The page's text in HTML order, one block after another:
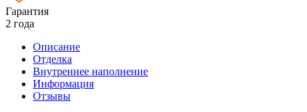
Гарантия
2 года
Описание
Отделка
Внутреннее наполнение
Информация
Отзывы